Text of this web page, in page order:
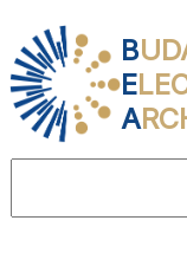
B
E
A